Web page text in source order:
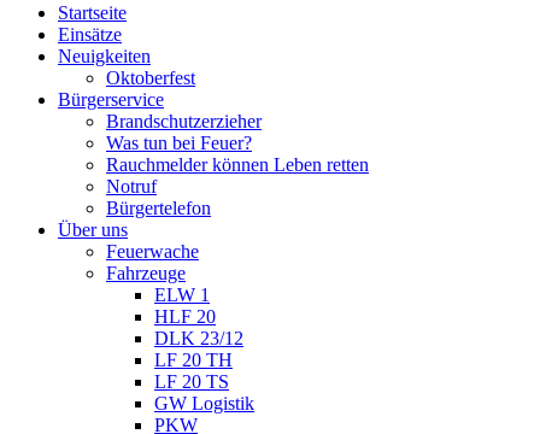
Startseite
Einsätze
Neuigkeiten
Oktoberfest
Bürgerservice
Brandschutzerzieher
Was tun bei Feuer?
Rauchmelder können Leben retten
Notruf
Bürgertelefon
Über uns
Feuerwache
Fahrzeuge
ELW 1
HLF 20
DLK 23/12
LF 20 TH
LF 20 TS
GW Logistik
PKW